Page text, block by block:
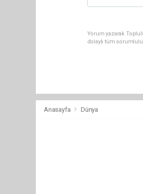
Yorum yazarak
dolaylı tüm
Anasayfa Dünya